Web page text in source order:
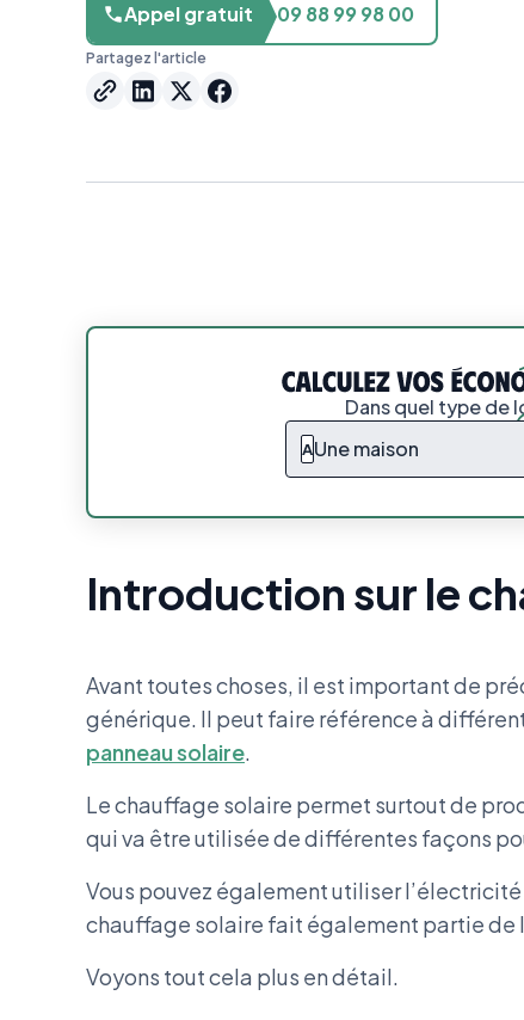
Appel gratuit 09 88 99 98 00
Partagez l'article
Dans quel type de
AUne maison
Introduction sur le
Avant toutes choses, il est important de
générique. Il peut faire référence à
panneau solaire.
Le chauffage solaire permet surtout de
qui va être utilisée de différentes façons
Vous pouvez également utiliser
chauffage solaire fait également partie de
Voyons tout cela plus en détail.